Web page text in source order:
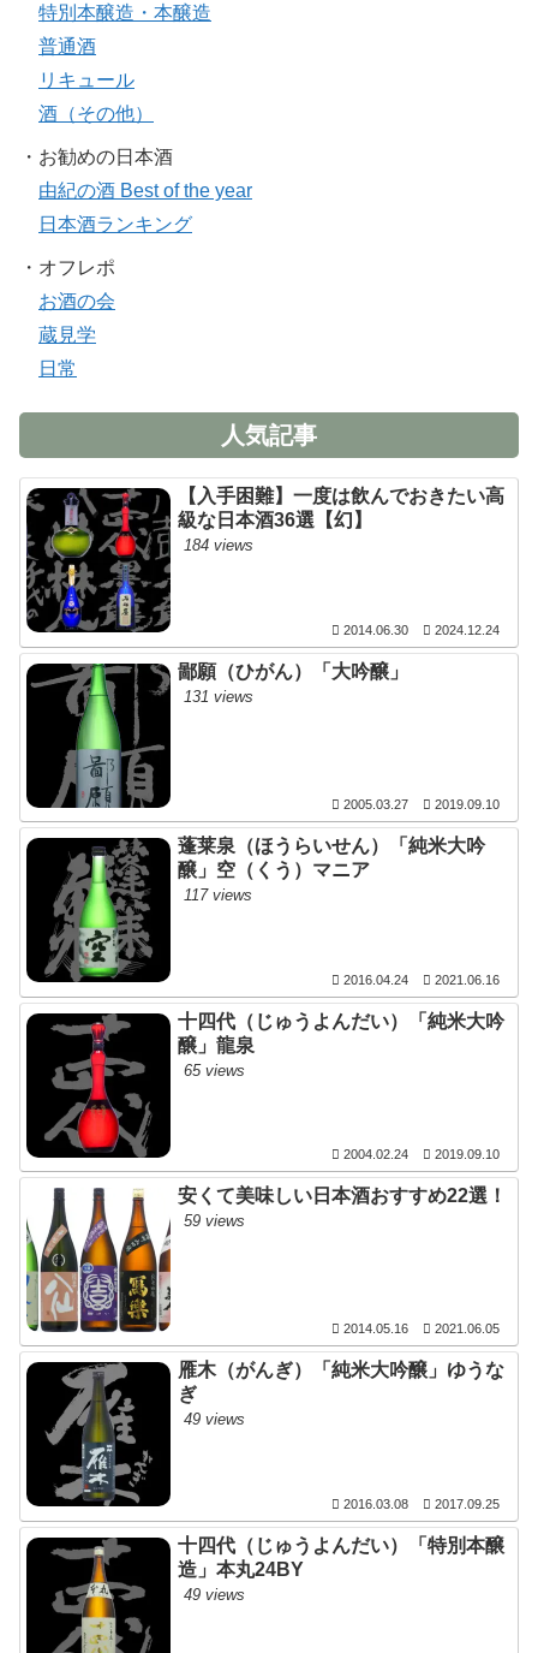
特別本醸造・本醸造
普通酒
リキュール
酒（その他）
・お勧めの日本酒
由紀の酒 Best of the year
日本酒ランキング
・オフレポ
お酒の会
蔵見学
日常
人気記事
【入手困難】一度は飲んでおきたい高
級な日本酒36選【幻】
184 views
2014.06.30 2024.12.24
鄙願（ひがん）「大吟醸」
131 views
2005.03.27 2019.09.10
蓬莱泉（ほうらいせん）「純米大吟
醸」空（くう）マニア
117 views
2016.04.24 2021.06.16
十四代（じゅうよんだい）「純米大吟
醸」龍泉
65 views
2004.02.24 2019.09.10
安くて美味しい日本酒おすすめ22選！
59 views
2014.05.16 2021.06.05
雁木（がんぎ）「純米大吟醸」ゆうな
ぎ
49 views
2016.03.08 2017.09.25
十四代（じゅうよんだい）「特別本醸
造」本丸24BY
49 views